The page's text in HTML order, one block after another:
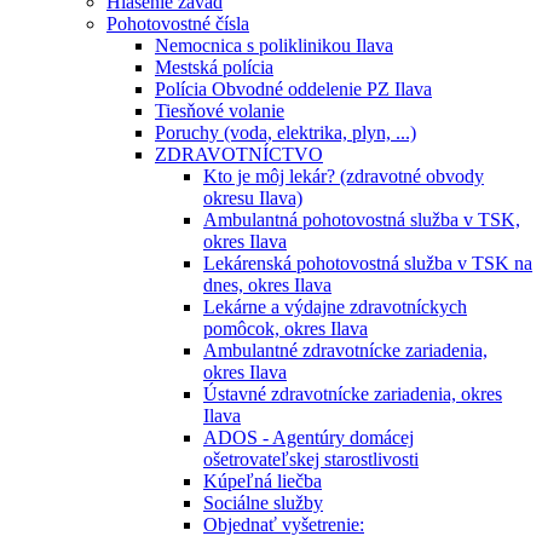
Pohotovostné čísla
Nemocnica s poliklinikou Ilava
Mestská polícia
Polícia Obvodné oddelenie PZ Ilava
Tiesňové volanie
Poruchy (voda, elektrika, plyn, ...)
ZDRAVOTNÍCTVO
Kto je môj lekár? (zdravotné obvody
okresu Ilava)
Ambulantná pohotovostná služba v TSK,
okres Ilava
Lekárenská pohotovostná služba v TSK na
dnes, okres Ilava
Lekárne a výdajne zdravotníckych
pomôcok, okres Ilava
Ambulantné zdravotnícke zariadenia,
okres Ilava
Ústavné zdravotnícke zariadenia, okres
Ilava
ADOS - Agentúry domácej
ošetrovateľskej starostlivosti
Kúpeľná liečba
Sociálne služby
Objednať vyšetrenie: